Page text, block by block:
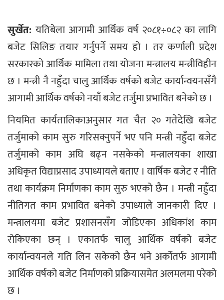
सुर्खेत: यतिबेला आगामी आर्थिक वर्ष २०८१÷०८२ का लागि
बजेट सिलिङ तयार गर्नुपर्ने समय हो । तर कर्णाली प्रदेश
सरकारको आर्थिक मामिला तथा योजना मन्त्रालय मन्त्रीविहीन
छ । मन्त्री नै नहुँदा चालु आर्थिक वर्षको बजेट कार्यान्वयनसँगै
आगामी आर्थिक वर्षको नयाँ बजेट तर्जुमा प्रभावित बनेको छ ।
नियमित कार्यतालिकाअनुसार गत चैत २० गतेदेखि बजेट
तर्जुमाको काम सुरु गरिसक्नुपर्ने भए पनि मन्त्री नहुँदा बजेट
तर्जुमाको काम अघि बढ्न नसकेको मन्त्रालयका शाखा
अधिकृत विद्याप्रसाद उपाध्यायले बताए । वार्षिक बजेट र नीति
तथा कार्यक्रम निर्माणका काम सुरु भएको छैन । मन्त्री नहुँदा
नीतिगत काम प्रभावित बनेको उपाध्याले जानकारी दिए ।
मन्त्रालयमा बजेट प्रशासनसँग जोडिएका अधिकांश काम
रोकिएका छन् । एकातर्फ चालु आर्थिक वर्षको बजेट
कार्यान्वयनले गति लिन सकेको छैन भने अर्कोतर्फ आगामी
आर्थिक वर्षको बजेट निर्माणको प्रक्रियासमेत अलमलमा परेको
छ ।